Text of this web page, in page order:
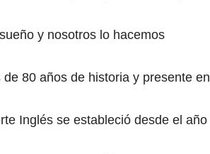
y nosotros lo hacemos
80 años de historia y presente en
Inglés se estableció desde el año